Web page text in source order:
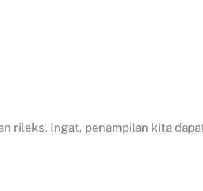
rileks. Ingat, penampilan kita